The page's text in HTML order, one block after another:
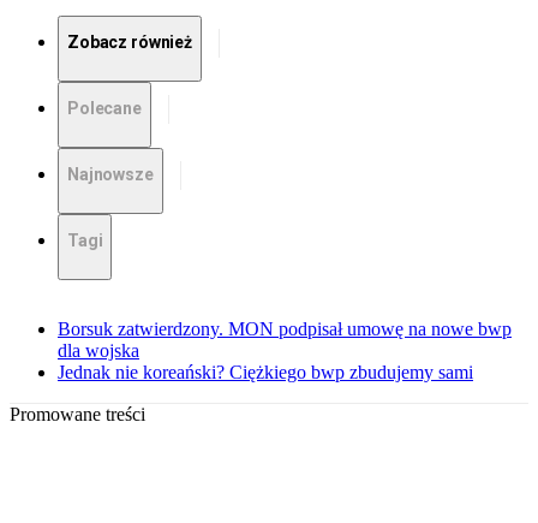
Zobacz również
Polecane
Najnowsze
Tagi
Borsuk zatwierdzony. MON podpisał umowę na nowe bwp
dla wojska
Jednak nie koreański? Ciężkiego bwp zbudujemy sami
Promowane treści